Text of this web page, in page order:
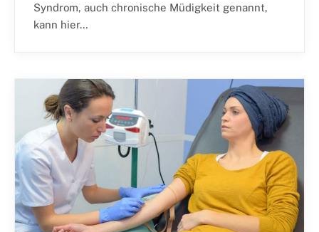
Syndrom, auch chronische Müdigkeit genannt,
kann hier…